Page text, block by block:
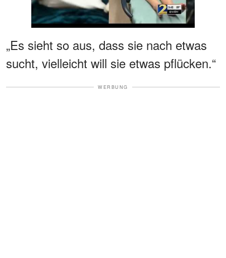
„Es sieht so aus, dass sie nach etwas
sucht, vielleicht will sie etwas pflücken.“
WERBUNG